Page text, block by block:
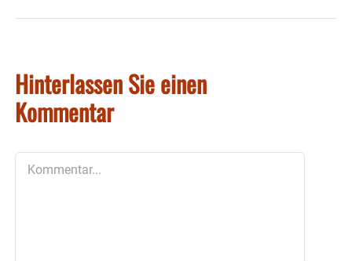
Hinterlassen Sie einen
Kommentar